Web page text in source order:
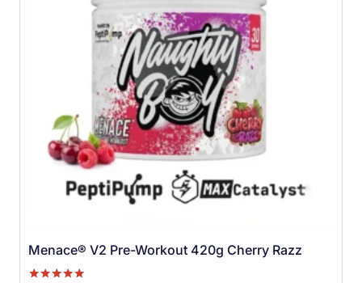
Menace® V2 Pre-Workout 420g Cherry Razz